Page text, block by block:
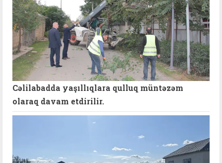
Cəlilabadda yaşıllıqlara qulluq müntəzəm
olaraq davam etdirilir.